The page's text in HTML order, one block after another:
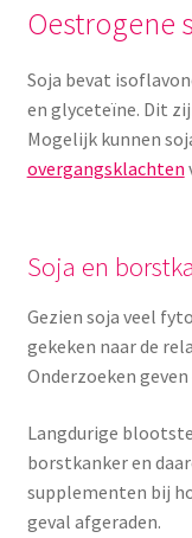
Oestrogene
Soja bevat
en glyceteïne. Dit
Mogelijk kunnen
overgangsklachten
Soja en
Gezien soja veel
gekeken naar de
Onderzoeken
Langdurige
borstkanker en
supplementen bij
geval afgeraden.